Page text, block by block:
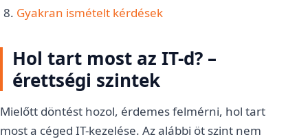
Gyakran ismételt kérdések
Hol tart most az IT-d? –
érettségi szintek
Mielőtt döntést hozol, érdemes felmérni, hol tart
most a céged IT-kezelése. Az alábbi öt szint nem